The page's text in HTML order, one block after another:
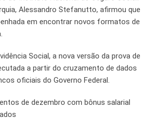
Alessandro Stefanutto, afirmou que
em encontrar novos formatos de
Social, a nova versão da prova de
a partir do cruzamento de dados
oficiais do Governo Federal.
de dezembro com bônus salarial